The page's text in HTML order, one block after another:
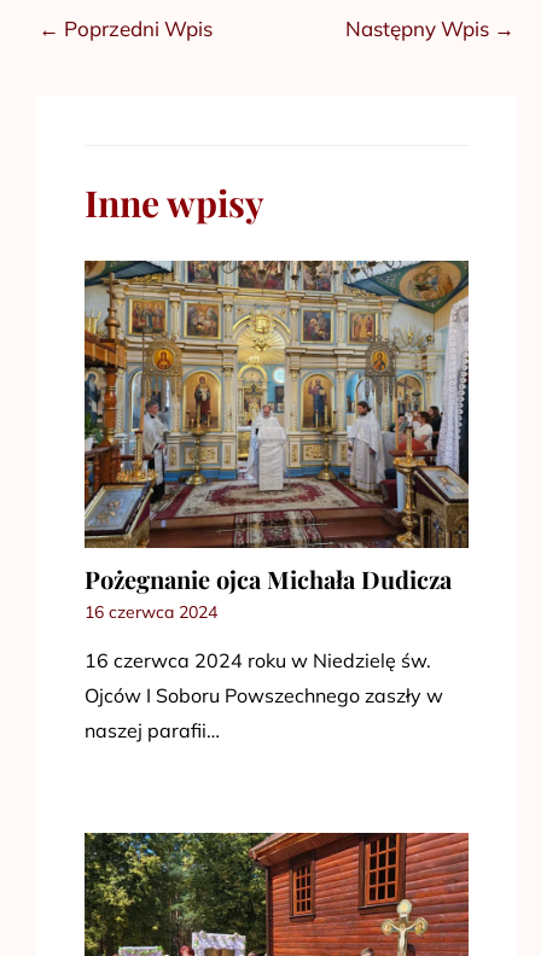
← Poprzedni Wpis Następny Wpis →
Inne wpisy
Pożegnanie ojca Michała Dudicza
16 czerwca 2024
16 czerwca 2024 roku w Niedzielę św.
Ojców I Soboru Powszechnego zaszły w
naszej parafii…